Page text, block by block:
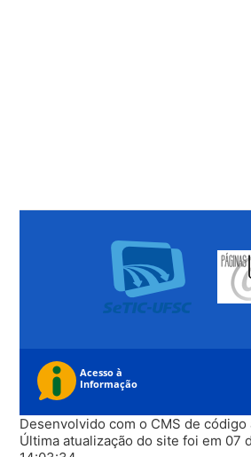
Desenvolvido com o CMS de
Última atualização do site foi em 07